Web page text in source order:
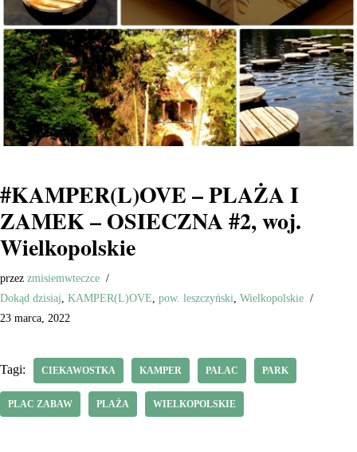
#KAMPER(L)OVE – PLAŻA I
ZAMEK – OSIECZNA #2, woj.
Wielkopolskie
przez zmisiemwteczce
Dokąd dzisiaj, KAMPER(L)OVE, pow. leszczyński, Wielkopolskie
23 marca, 2022
Tagi: CIEKAWOSTKA KAMPER PAŁAC PARK
PLAC ZABAW PLAŻA WIELKOPOLSKIE